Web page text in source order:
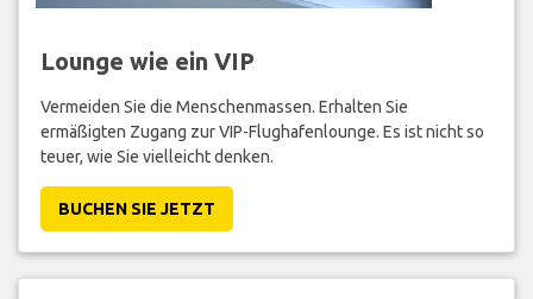
Lounge wie ein VIP
Vermeiden Sie die Menschenmassen. Erhalten Sie
ermäßigten Zugang zur VIP-Flughafenlounge. Es ist nicht so
teuer, wie Sie vielleicht denken.
BUCHEN SIE JETZT